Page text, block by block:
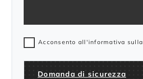
Acconsento all'informativa sulla
Domanda di sicurezza